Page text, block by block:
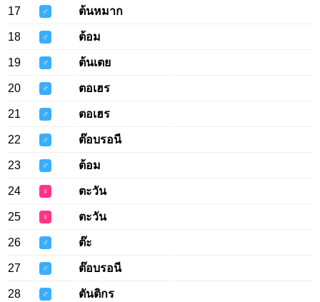
17 ♂ ต้นหมาก
18 ♂ ต้อม
19 ♂ ต้นเตย
20 ♂ ตอเฮร
21 ♂ ตอเฮร
22 ♂ ต๊อบรอนี
23 ♂ ต้อม
24 ♀ ตะวัน
25 ♀ ตะวัน
26 ♂ ต๊ะ
27 ♂ ต๊อบรอนี
28 ♂ ตันติกร